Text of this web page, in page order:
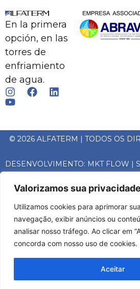
Valorizamos sua privacidade
Utilizamos cookies para aprimorar
navegação, exibir anúncios ou
analisar nosso tráfego. Ao clicar em
concorda com nosso uso de cookies.
Aceitar
En la primera
opción, en las
torres de
enfriamiento
de agua.
© 2026 ALFATERM | TODOS OS
DESENVOLVIMENTO: MKT FLOW |